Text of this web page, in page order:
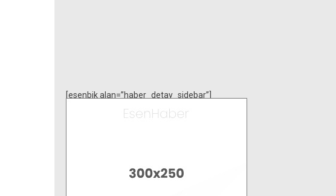
[esenbik alan=”haber_detay_sidebar”]